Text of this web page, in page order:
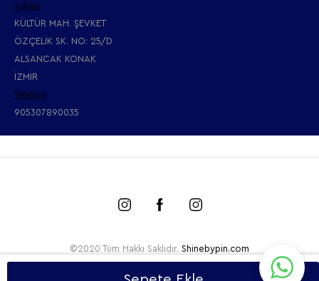
Adres
KÜLTÜR MAH. ŞEVKET
ÖZÇELİK SK. NO: 25/D
ALSANCAK KONAK
İZMİR
Telefon
905307890035
©2020 Tüm Hakkı Saklıdır. Shinebypin.com